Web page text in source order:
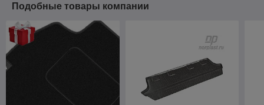
Подобные товары компании